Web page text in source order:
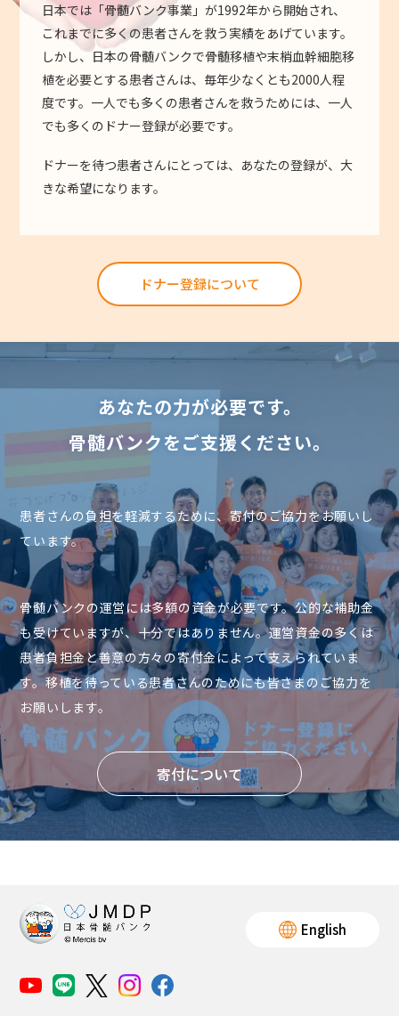
日本では「骨髄バンク事業」が1992年から開始され、
これまでに多くの患者さんを救う実績をあげています。
しかし、日本の骨髄バンクで骨髄移植や末梢血幹細胞移
植を必要とする患者さんは、毎年少なくとも2000人程
度です。一人でも多くの患者さんを救うためには、一人
でも多くのドナー登録が必要です。
ドナーを待つ患者さんにとっては、あなたの登録が、大
きな希望になります。
ドナー登録について
あなたの力が必要です。
骨髄バンクをご支援ください。
患者さんの負担を軽減するために、寄付のご協力をお願いし
ています。
骨髄バンクの運営には多額の資金が必要です。公的な補助金
も受けていますが、十分ではありません。運営資金の多くは
患者負担金と善意の方々の寄付金によって支えられていま
す。移植を待っている患者さんのためにも皆さまのご協力を
お願いします。
寄付について
English